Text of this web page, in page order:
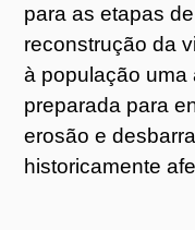
para as etapas
reconstrução da
à população uma
preparada para
erosão e
historicamente